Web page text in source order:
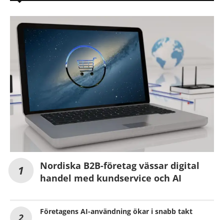
Nordiska B2B-företag vässar digital
handel med kundservice och AI
Företagens AI-användning ökar i snabb takt